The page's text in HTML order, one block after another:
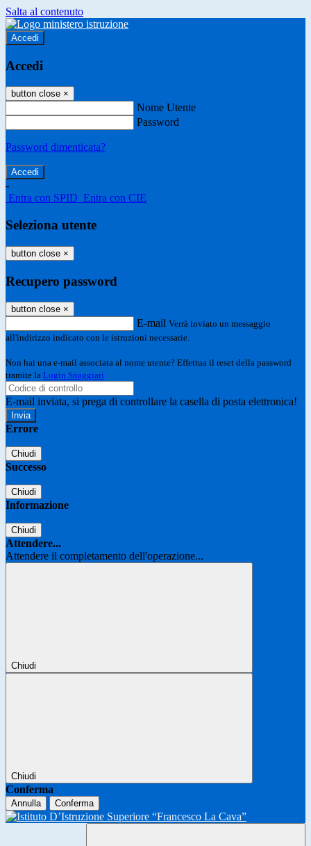
Salta al contenuto
Accedi
Accedi
button close ×
Nome Utente
Password
Password dimenticata?
-
Entra con SPID Entra con CIE
Seleziona utente
button close ×
Recupero password
button close ×
E-mail Verrà inviato un messaggio
all'indirizzo indicato con le istruzioni necessarie.
Non hai una e-mail associata al nome utente? Effettua il reset della password
tramite la Login Spaggiari
E-mail inviata, si prega di controllare la casella di posta elettronica!
Errore
Chiudi
Successo
Chiudi
Informazione
Chiudi
Attendere...
Attendere il completamento dell'operazione...
Chiudi
Chiudi
Conferma
Annulla Conferma